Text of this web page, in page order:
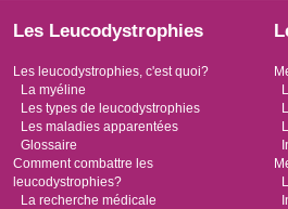
Les Leucodystrophies
Les leucodystrophies, c'est quoi?
La myéline
Les types de leucodystrophies
Les maladies apparentées
Glossaire
Comment combattre les
leucodystrophies?
La recherche médicale